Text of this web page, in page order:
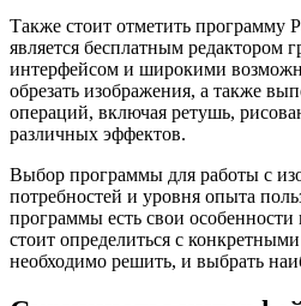
Также стоит отметить программу
является бесплатным редактором
интерфейсом и широкими
обрезать изображения, а также
операций, включая ретушь,
различных эффектов.
Выбор программы для работы с
потребностей и уровня опыта
программы есть свои
стоит определиться с
необходимо решить, и выбрать